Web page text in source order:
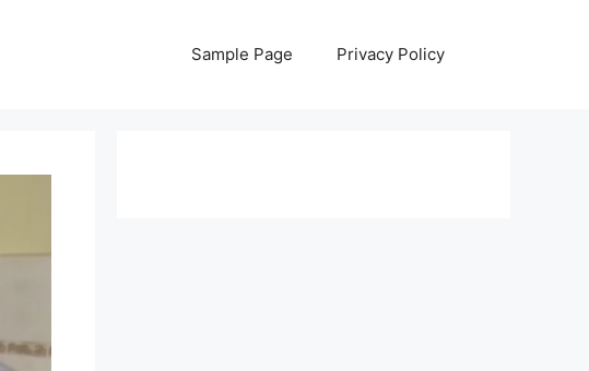
Sample Page Privacy Policy